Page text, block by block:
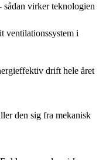
virker teknologien
ventilationssystem i
drift hele året
den sig fra mekanisk